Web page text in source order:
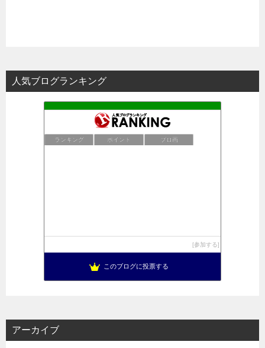
人気ブログランキング
ランキング ポイント ブロ画
参加する
このブログに投票する
アーカイブ